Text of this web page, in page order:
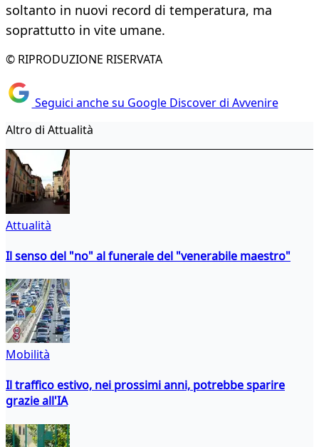
soltanto in nuovi record di temperatura, ma
soprattutto in vite umane.
© RIPRODUZIONE RISERVATA
Seguici anche su Google Discover di Avvenire
Altro di Attualità
Attualità
Il senso del "no" al funerale del "venerabile maestro"
Mobilità
Il traffico estivo, nei prossimi anni, potrebbe sparire
grazie all'IA